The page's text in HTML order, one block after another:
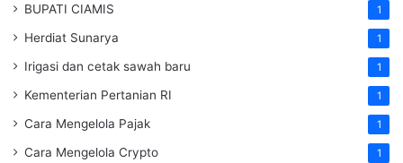
BUPATI CIAMIS 1
Herdiat Sunarya 1
Irigasi dan cetak sawah baru 1
Kementerian Pertanian RI 1
Cara Mengelola Pajak 1
Cara Mengelola Crypto 1